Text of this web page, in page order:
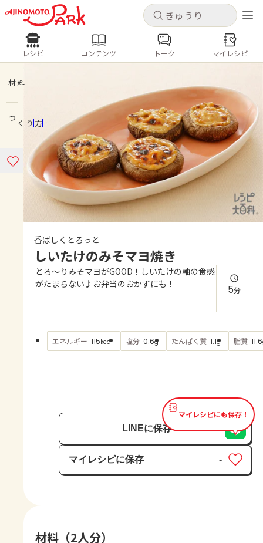
キャンセル
ログインするとレシピを保存できます
新規登録
ホーム
コンテンツ
レシピ
トーク
よくあるお問い合わせ
AJINOMOTO PARK とは
キャンセル
レシピ コンテンツ
人気の食材・レシピ
きゅうり なす トマト
とうもろこし
ピーマン
みょうが ゴーヤ
レシピ コンテンツ トーク マイレシピ
材料
つくり方
香ばしくとろっと
しいたけのみそマヨ焼き
とろ～りみそマヨがGOOD！しいたけの軸の食感
がたまらない♪お弁当のおかずにも！
5分
エネルギー 115kcal 塩分 0.6g たんぱく質 1.1g 脂質 11.6
マイレシピにも保存！
LINEに保存
マイレシピに保存
保存済み
-
材料（2人分）